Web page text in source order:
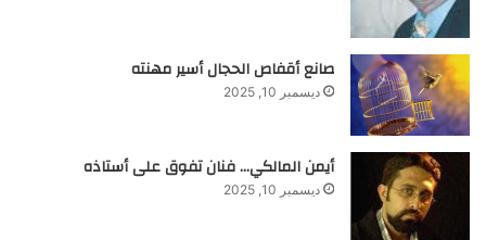
صانع أقفاص الحجال أسير مهنته
ديسمبر 10, 2025
أيمن المالكي… فنان تفوق على أستاذه
ديسمبر 10, 2025